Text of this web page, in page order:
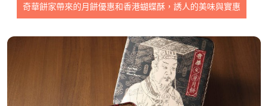
奇華餅家帶來的月餅優惠和香港蝴蝶酥，誘人的美味與實惠